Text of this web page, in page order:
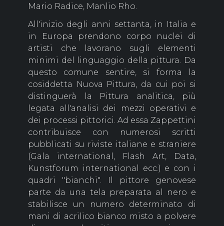
Mario Radice, Manlio Rho.
All'inizio degli anni settanta, in Italia e
in Europa prendono corpo nuclei di
artisti che lavorano sugli elementi
minimi del linguaggio della pittura. Da
questo comune sentire, si forma la
cosiddetta Nuova Pittura, da cui poi si
distinguerà la Pittura analitica, più
legata all'analisi dei mezzi operativi e
dei processi pittorici. Ad essa Zappettini
contribuisce con numerosi scritti
pubblicati su riviste italiane e straniere
(Gala international, Flash Art, Data,
Kunstforum international ecc.) e con i
quadri "bianchi". Il pittore genovese
parte da una tela preparata al nero e
stabilisce un numero determinato di
mani di acrilico bianco misto a polvere